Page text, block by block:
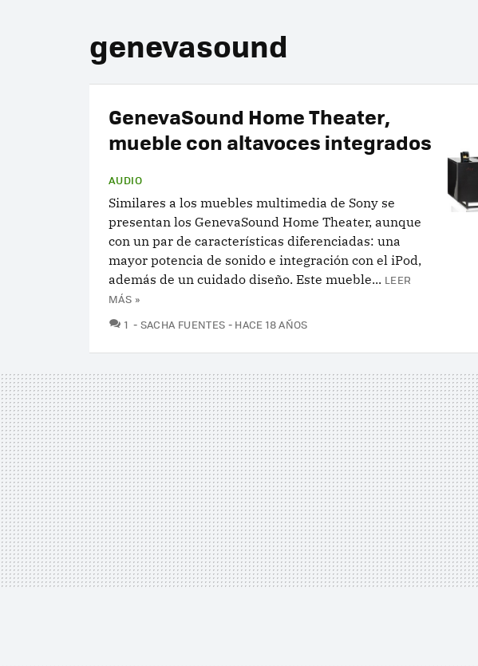
genevasound
GenevaSound Home Theater,
mueble con altavoces integrados
AUDIO
Similares a los muebles multimedia de Sony se
presentan los GenevaSound Home Theater, aunque
con un par de características diferenciadas: una
mayor potencia de sonido e integración con el iPod,
además de un cuidado diseño. Este mueble... LEER
MÁS »
1 COMENTARIOS
SACHA FUENTES HACE 18 AÑOS